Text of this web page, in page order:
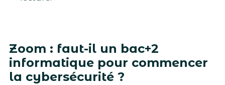
Zoom : faut-il un bac+2
informatique pour commencer
la cybersécurité ?